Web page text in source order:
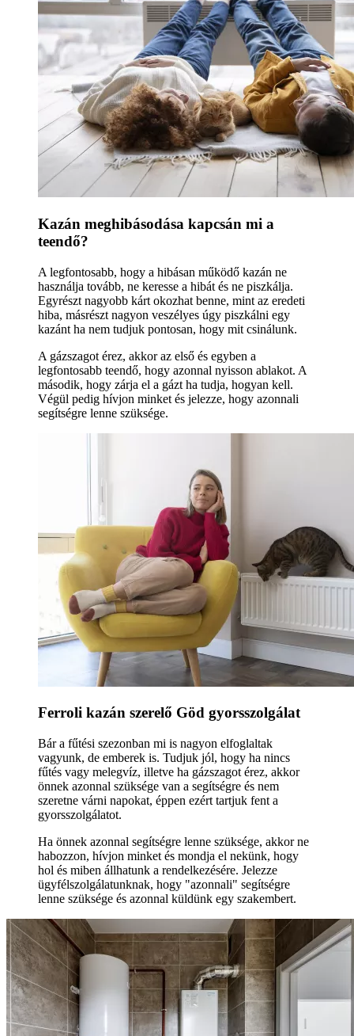
Kazán meghibásodása kapcsán mi a
teendő?
A legfontosabb, hogy a hibásan működő kazán ne
használja tovább, ne keresse a hibát és ne piszkálja.
Egyrészt nagyobb kárt okozhat benne, mint az eredeti
hiba, másrészt nagyon veszélyes úgy piszkálni egy
kazánt ha nem tudjuk pontosan, hogy mit csinálunk.
A gázszagot érez, akkor az első és egyben a
legfontosabb teendő, hogy azonnal nyisson ablakot. A
második, hogy zárja el a gázt ha tudja, hogyan kell.
Végül pedig hívjon minket és jelezze, hogy azonnali
segítségre lenne szüksége.
Ferroli kazán szerelő Göd gyorsszolgálat
Bár a fűtési szezonban mi is nagyon elfoglaltak
vagyunk, de emberek is. Tudjuk jól, hogy ha nincs
fűtés vagy melegvíz, illetve ha gázszagot érez, akkor
önnek azonnal szüksége van a segítségre és nem
szeretne várni napokat, éppen ezért tartjuk fent a
gyorsszolgálatot.
Ha önnek azonnal segítségre lenne szüksége, akkor ne
habozzon, hívjon minket és mondja el nekünk, hogy
hol és miben állhatunk a rendelkezésére. Jelezze
ügyfélszolgálatunknak, hogy "azonnali" segítségre
lenne szüksége és azonnal küldünk egy szakembert.